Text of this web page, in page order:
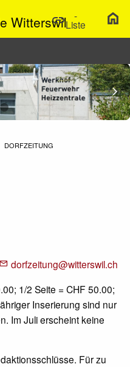
Witterswil
link -
Liste home
arrow_forward_ios
DORFZEITUNG
dorfzeitung@witterswil.ch
1/2 Seite = CHF 50.00;
Inserierung sind nur
Im Juli erscheint keine
Für zu